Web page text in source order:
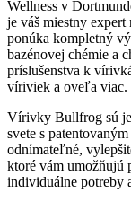
Wellness v
je váš miestny
ponúka kompletný
bazénovej chémie a
príslušenstva k
víriviek a oveľa viac.
Vírivky Bullfrog sú
svete s patentovaným
odnímateľné,
ktoré vám umožňujú
individuálne potreby